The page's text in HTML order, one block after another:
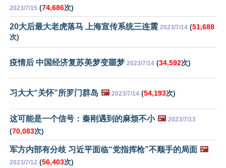
2023/7/15 (74,686次)
20大后最大老虎落马 上海宣传系统三连震 2023/7/14 (51,688
次)
疫情后 中国经济复苏美梦变噩梦 2023/7/14 (34,592次)
习大大“关怀”所罗门群岛 🖼️ 2023/7/14 (54,193次)
这可能是一个信号：秦刚遇到的麻烦不小 🖼️ 2023/7/13
(70,083次)
军方内部有分歧 习近平面临“党指挥枪”不顺手的局面 🖼️
2023/7/12 (56,403次)